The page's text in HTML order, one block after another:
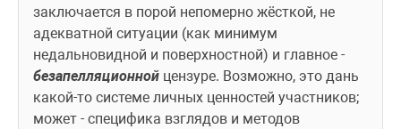
заключается в порой непомерно жёсткой, не
адекватной ситуации (как минимум
безапелляционной цензуре. Возможно, это дань
какой-то системе личных ценностей участников;
может - специфика взглядов и методов